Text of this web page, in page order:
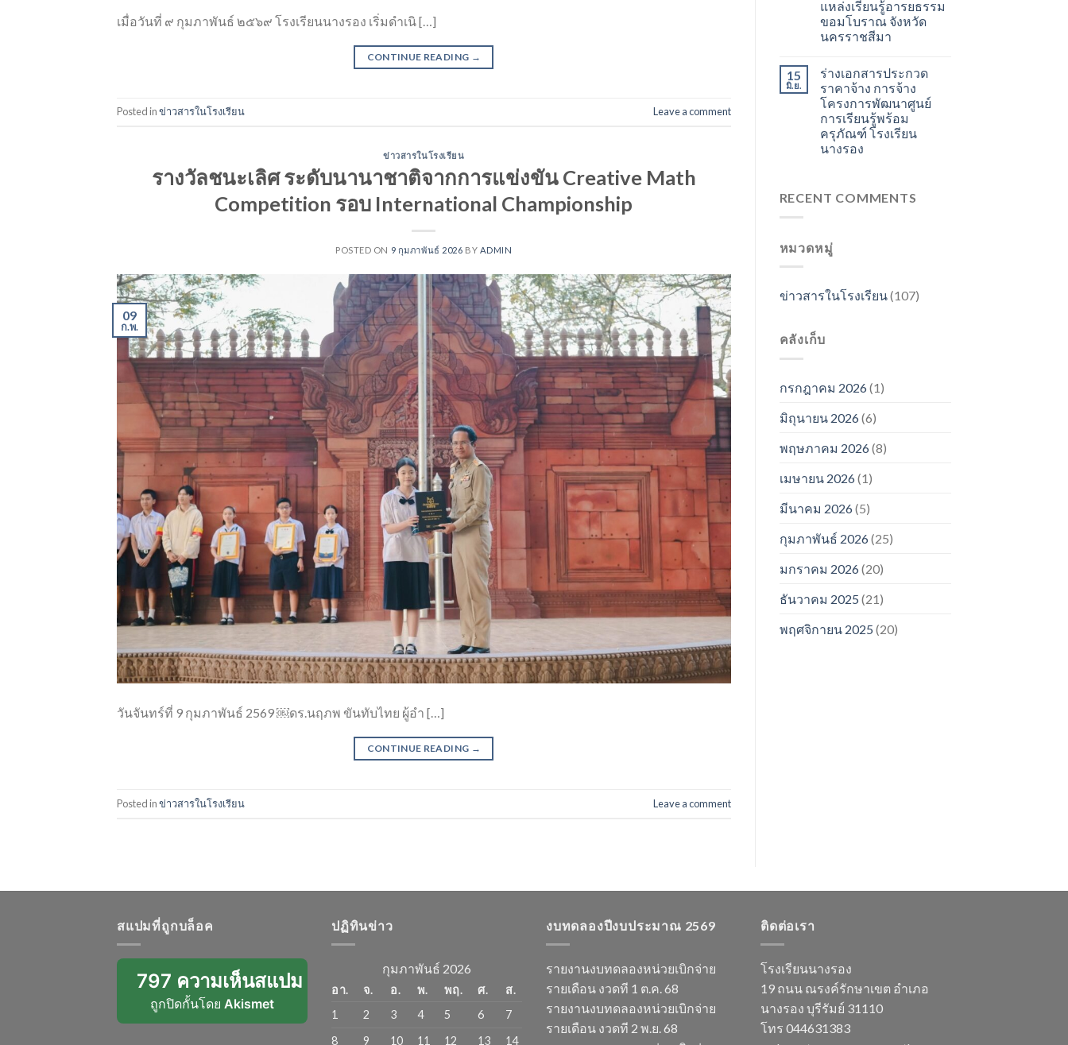
เมื่อวันที่ ๙ กุมภาพันธ์ ๒๕๖๙ โรงเรียนนางรอง เริ่มดำเนิ […]
CONTINUE READING →
Posted inข่าวสารในโรงเรียน Leave a comment
ข่าวสารในโรงเรียน
รางวัลชนะเลิศ ระดับนานาชาติจากการแข่งขัน Creative Math
Competition รอบ International Championship
POSTED ON 9 กุมภาพันธ์ 2026 BY ADMIN
09
ก.พ.
วันจันทร์ที่ 9 กุมภาพันธ์ 2569 ￼ดร.นฤภพ ขันทับไทย ผู้อำ […]
CONTINUE READING →
Posted inข่าวสารในโรงเรียน Leave a comment
แหล่งเรียนรู้อารยธรรม
ขอมโบราณ จังหวัด
นครราชสีมา
15
มิ.ย.
ร่างเอกสารประกวด
ราคาจ้าง การจ้าง
โครงการพัฒนาศูนย์
การเรียนรู้พร้อม
ครุภัณฑ์ โรงเรียน
นางรอง
RECENT COMMENTS
หมวดหมู่
ข่าวสารในโรงเรียน(107)
คลังเก็บ
กรกฎาคม 2026(1)
มิถุนายน 2026(6)
พฤษภาคม 2026(8)
เมษายน 2026(1)
มีนาคม 2026(5)
กุมภาพันธ์ 2026(25)
มกราคม 2026(20)
ธันวาคม 2025 (21)
พฤศจิกายน 2025 (20)
สแปมที่ถูกบล็อค
797 ความเห็นสแปม
ถูกปิดกั้นโดย Akismet
ปฏิทินข่าว
กุมภาพันธ์ 2026
อา. จ. อ. พ. พฤ. ศ.
ส.
1
2 3 4 5 6
7
8
9 10 11 12 13 14
งบทดลองปีงบประมาณ 2569
รายงานงบทดลองหน่วยเบิกจ่าย
รายเดือน งวดที 1 ต.ค. 68
รายงานงบทดลองหน่วยเบิกจ่าย
รายเดือน งวดที 2 พ.ย. 68
ติดต่อเรา
โรงเรียนนางรอง
19 ถนน ณรงค์รักษาเขต อำเภอ
นางรอง บุรีรัมย์ 31110
โทร 044631383